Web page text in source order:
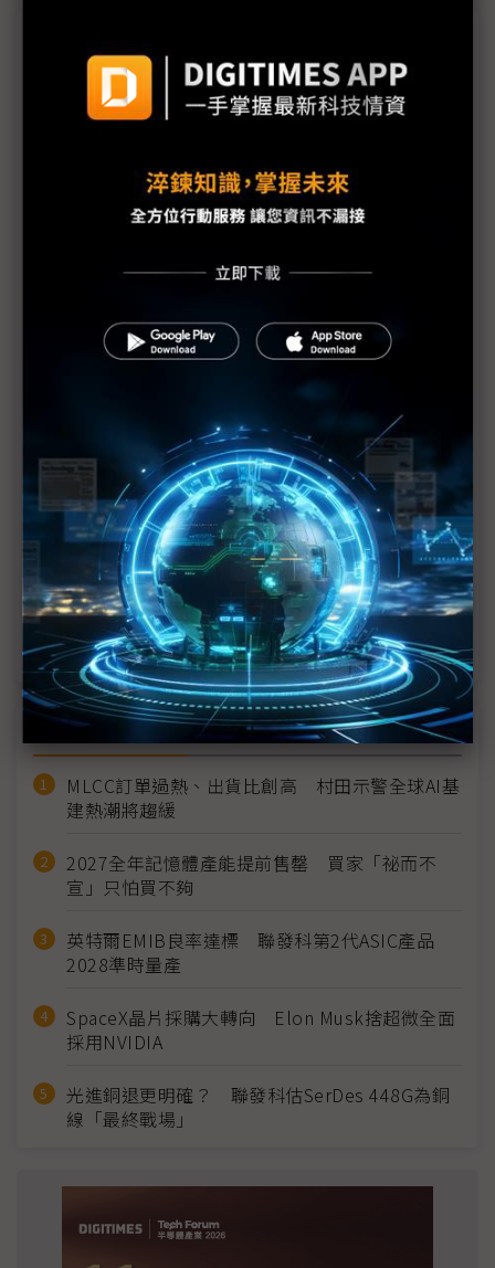
（獨家）NVIDIA GPU升級緩加上CPU、記憶體雙
缺 PC主板廠出貨目標全線崩跌
二線晶圓代工罕見全部成功喊漲 世界先進、聯電、
力積電各擁長槍
Titan Lake如期登場
CPU重返AI運算架構核心 多核趨勢下IC載板面積看
英特爾產能先供Xeon伺服器處理器 聯發科、超微大
聯想部分伺服器產品交期逾半年 籲客戶提早下單鎖
定供應
PC寒冬恐現15%年出貨衰退 蘋果、華碩逆勢衝成長
繼記憶體後CPU缺貨新隱憂 PC週邊晶片業者坦言能
見度再縮
近７天熱門報導
MLCC訂單過熱、出貨比創高 村田示警全球AI基
建熱潮將趨緩
2027全年記憶體產能提前售罄 買家「祕而不
宣」只怕買不夠
英特爾EMIB良率達標 聯發科第2代ASIC產品
2028準時量產
SpaceX晶片採購大轉向 Elon Musk捨超微全面
採用NVIDIA
光進銅退更明確？ 聯發科估SerDes 448G為銅
線「最終戰場」